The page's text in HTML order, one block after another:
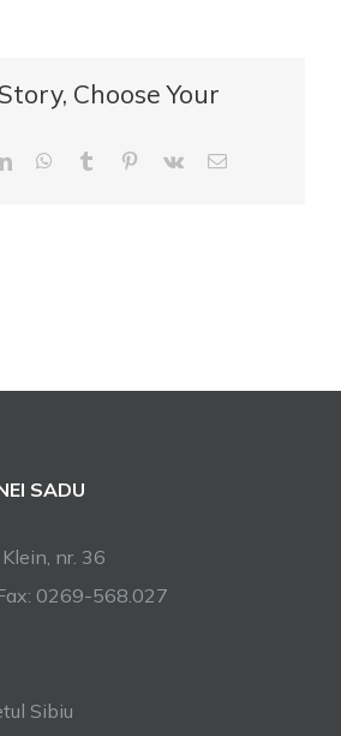
Choose Your
LinkedInWhatsApp
Tumblr Pinterest
Vk
E-
SADU
nr. 36
0269-568.027
Sibiu